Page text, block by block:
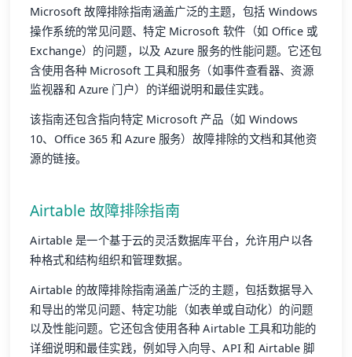
Microsoft 故障排除指南涵盖广泛的主题，包括 Windows
操作系统的常见问题、特定 Microsoft 软件（如 Office 或
Exchange）的问题，以及 Azure 服务的性能问题。它还包
含使用各种 Microsoft 工具和服务（如事件查看器、资源
监视器和 Azure 门户）的详细说明和最佳实践。
该指南还包含指向特定 Microsoft 产品（如 Windows
10、Office 365 和 Azure 服务）故障排除的文档和其他资
源的链接。
Airtable 故障排除指南
Airtable 是一个基于云的灵活数据库平台，允许用户以各
种格式和结构组织和管理数据。
Airtable 的故障排除指南涵盖广泛的主题，包括数据导入
和导出的常见问题、特定功能（如表单或自动化）的问题
以及性能问题。它还包含使用各种 Airtable 工具和功能的
详细说明和最佳实践，例如导入向导、API 和 Airtable 脚